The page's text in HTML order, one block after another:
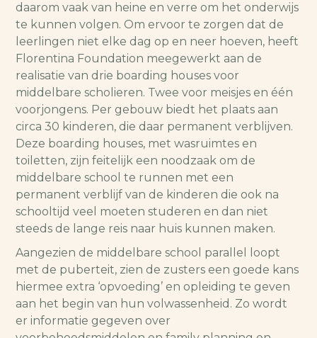
daarom vaak van heine en verre om het onderwijs
te kunnen volgen. Om ervoor te zorgen dat de
leerlingen niet elke dag op en neer hoeven, heeft
Florentina Foundation meegewerkt aan de
realisatie van drie boarding houses voor
middelbare scholieren. Twee voor meisjes en één
voorjongens. Per gebouw biedt het plaats aan
circa 30 kinderen, die daar permanent verblijven.
Deze boarding houses, met wasruimtes en
toiletten, zijn feitelijk een noodzaak om de
middelbare school te runnen met een
permanent verblijf van de kinderen die ook na
schooltijd veel moeten studeren en dan niet
steeds de lange reis naar huis kunnen maken.
Aangezien de middelbare school parallel loopt
met de puberteit, zien de zusters een goede kans
hiermee extra ‘opvoeding’ en opleiding te geven
aan het begin van hun volwassenheid. Zo wordt
er informatie gegeven over